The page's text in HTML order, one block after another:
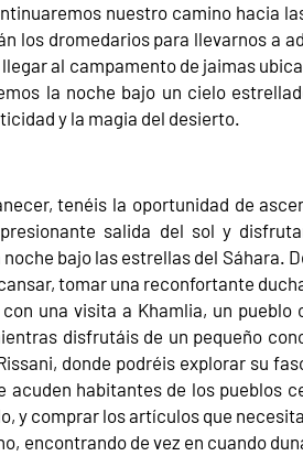
nuestro camino hacia
los dromedarios para llevarnos a
al campamento de jaimas
la noche bajo un cielo
y la magia del desierto.
tenéis la oportunidad de
salida del sol y
bajo las estrellas del Sáhara.
tomar una reconfortante
una visita a Khamlia, un pueblo
disfrutáis de un pequeño
donde podréis explorar su
acuden habitantes de los pueblos
y comprar los artículos que
encontrando de vez en cuando